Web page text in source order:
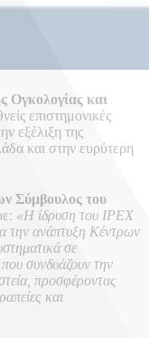
Ογκολογίας και
επιστημονικές
εξέλιξη της
και στην ευρύτερη
Σύμβουλος του
«Η ίδρυση του IPEX
την ανάπτυξη Κέντρων
σε
συνδυάζουν την
προσφέροντας
και